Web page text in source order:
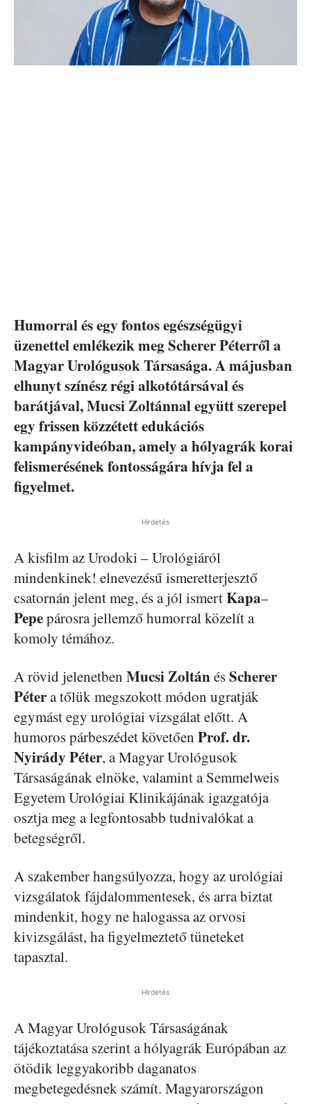
Humorral és egy fontos egészségügyi
üzenettel emlékezik meg Scherer Péterről a
Magyar Urológusok Társasága. A májusban
elhunyt színész régi alkotótársával és
barátjával, Mucsi Zoltánnal együtt szerepel
egy frissen közzétett edukációs
kampányvideóban, amely a hólyagrák korai
felismerésének fontosságára hívja fel a
figyelmet.
Hirdetés
A kisfilm az Urodoki – Urológiáról
mindenkinek! elnevezésű ismeretterjesztő
csatornán jelent meg, és a jól ismertKapa–
Pepepárosra jellemző humorral közelít a
komoly témához.
A rövid jelenetben Mucsi ZoltánésScherer
Pétera tőlük megszokott módon ugratják
egymást egy urológiai vizsgálat előtt. A
humoros párbeszédet követően Prof. dr.
Nyirády Péter, a Magyar Urológusok
Társaságának elnöke, valamint a Semmelweis
Egyetem Urológiai Klinikájának igazgatója
osztja meg a legfontosabb tudnivalókat a
betegségről.
A szakember hangsúlyozza, hogy az urológiai
vizsgálatok fájdalommentesek, és arra biztat
mindenkit, hogy ne halogassa az orvosi
kivizsgálást, ha figyelmeztető tüneteket
tapasztal.
Hirdetés
A Magyar Urológusok Társaságának
tájékoztatása szerint a hólyagrák Európában az
ötödik leggyakoribb daganatos
megbetegedésnek számít. Magyarországon